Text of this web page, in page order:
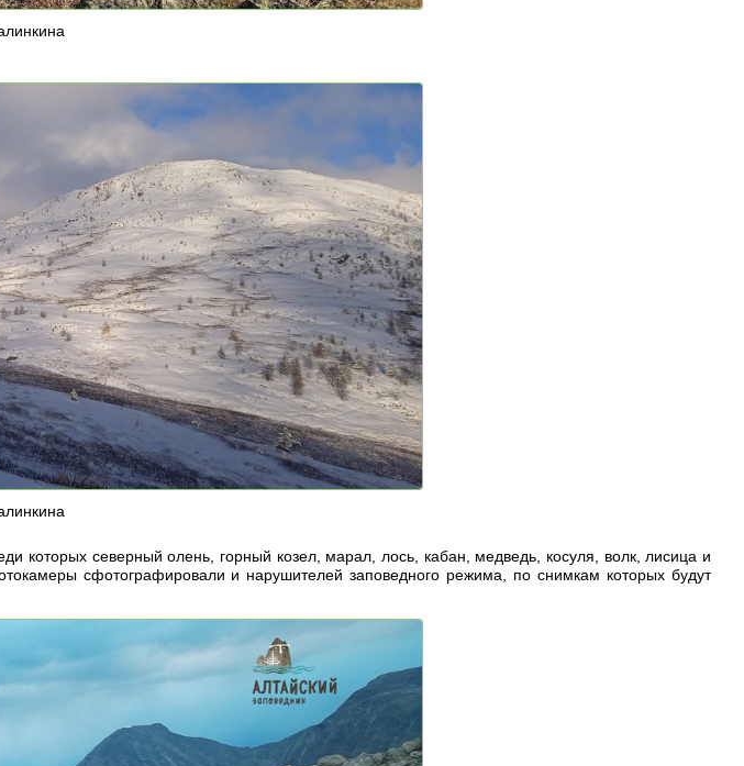
которых северный олень, горный козел, марал, лось, кабан, медведь, косуля, волк, лисица и
сфотографировали и нарушителей заповедного режима, по снимкам которых будут